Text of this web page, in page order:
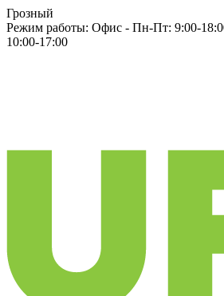
Грозный
Режим работы: Офис - Пн-Пт: 9:00-
10:00-17:00